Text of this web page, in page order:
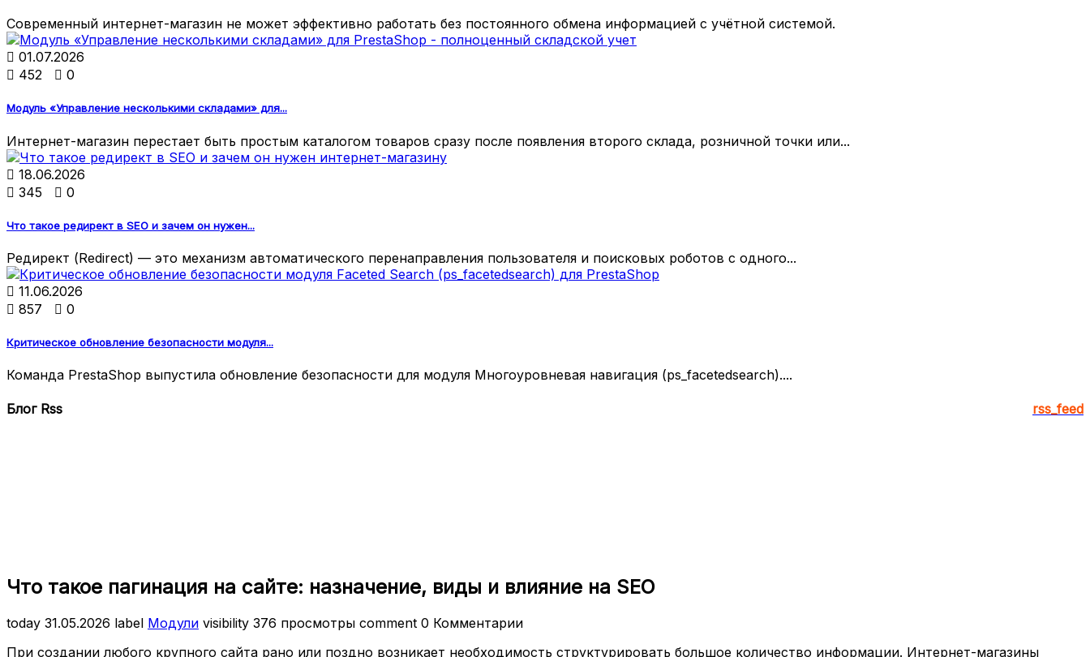
Современный интернет-магазин не может эффективно работать без постоянного обмена информацией с учётной системой.
 01.07.2026
 452  0
Модуль «Управление несколькими складами» для...
Интернет-магазин перестает быть простым каталогом товаров сразу после появления второго склада, розничной точки или...
 18.06.2026
 345  0
Что такое редирект в SEO и зачем он нужен...
Редирект (Redirect) — это механизм автоматического перенаправления пользователя и поисковых роботов с одного...
 11.06.2026
 857  0
Критическое обновление безопасности модуля...
Команда PrestaShop выпустила обновление безопасности для модуля Многоуровневая навигация (ps_facetedsearch)....
Блог Rss rss_feed
Что такое пагинация на сайте: назначение, виды и влияние на SEO
today 31.05.2026 label Модули visibility 376 просмотры comment 0 Комментарии
При создании любого крупного сайта рано или поздно возникает необходимость структурировать большое количество информации. Интернет-магазины